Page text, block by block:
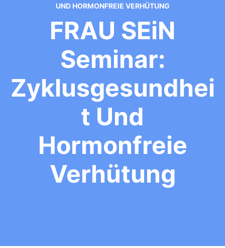
UND HORMONFREIE VERHÜTUNG
FRAU SEiN
Seminar:
Zyklusgesundhei
T Und
Hormonfreie
Verhütung